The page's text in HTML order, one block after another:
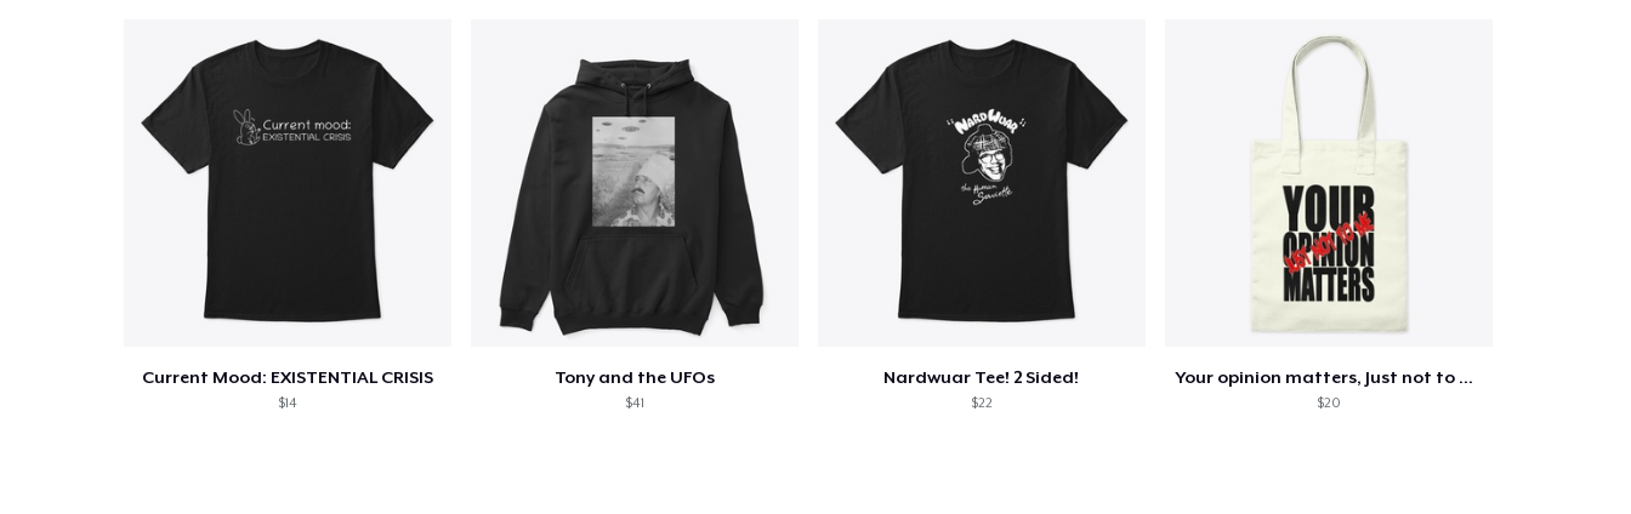
Current Mood: EXISTENTIAL CRISIS
$14
Tony and the UFOs
$41
Nardwuar Tee! 2 Sided!
$22
Your opinion matters, Just not to me!
$20
Vai al tuo carrello
Procedi alla Pagina di
Pagamento
Continua a Comprare
Die Cut Sticker
6,99 USD
Unisex Classic Pullover Hoodie
40,99 USD